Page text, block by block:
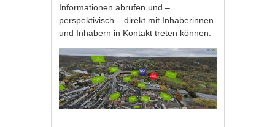
Informationen abrufen und –
perspektivisch – direkt mit Inhaberinnen
und Inhabern in Kontakt treten können.